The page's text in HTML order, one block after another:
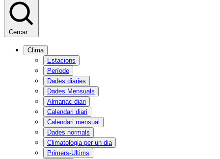
Cercar…
Clima
Estacions
Període
Dades diaries
Dades Mensuals
Almanac diari
Calendari diari
Calendari mensual
Dades normals
Climatologia per un dia
Primers-Ultims